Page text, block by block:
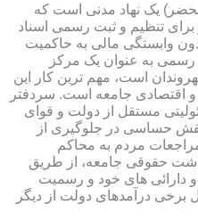
محضر) یک نهاد مدنی است که
برای تنظیم و ثبت رسمی اسناد
وابستگی مالی به حاکمیت
رسمی به عنوان یک مرکز
است، مهم ترین کار این
و اقتصادی جامعه است. سردفتر
مستقل از دولت و قوای
نقش حساسی در جلوگیری از
مردم به محاکم
حقوقی جامعه، از طریق
و دارائی های خود و رسمیت
درآمدهای دولت از دیگر